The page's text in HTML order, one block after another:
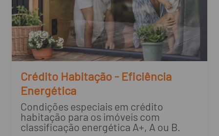
Crédito Habitação - Eficiência
Energética
Condições especiais em crédito
habitação para os imóveis com
classificação energética A+, A ou B.